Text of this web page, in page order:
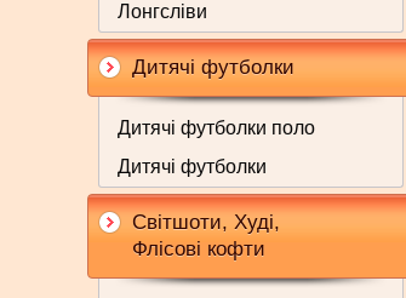
Лонгсліви
Дитячі футболки
Дитячі футболки поло
Дитячі футболки
Світшоти, Худі,
Флісові кофти